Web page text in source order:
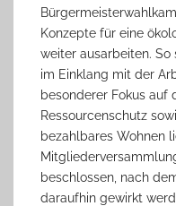
Konzepte für eine
weiter ausarbeiten.
im Einklang mit der
besonderer Fokus auf
Ressourcenschutz
bezahlbares Wohnen
beschlossen, nach
daraufhin gewirkt